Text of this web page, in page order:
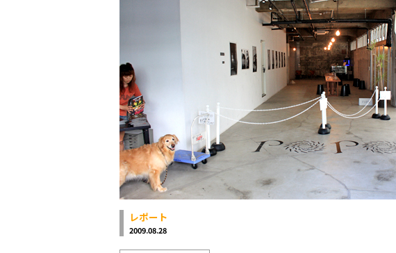
レポート
2009.08.28